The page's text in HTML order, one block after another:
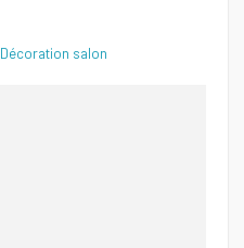
Décoration salon